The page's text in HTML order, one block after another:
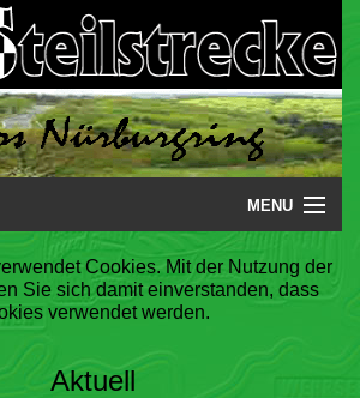
MENU
Cookies. Mit der Nutzung der
Sie sich damit einverstanden, dass
verwendet werden.
Aktuell